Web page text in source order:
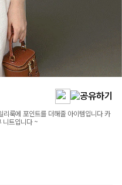
룩에 포인트를 더해줄 아이템입니다 카
니트입니다 ~